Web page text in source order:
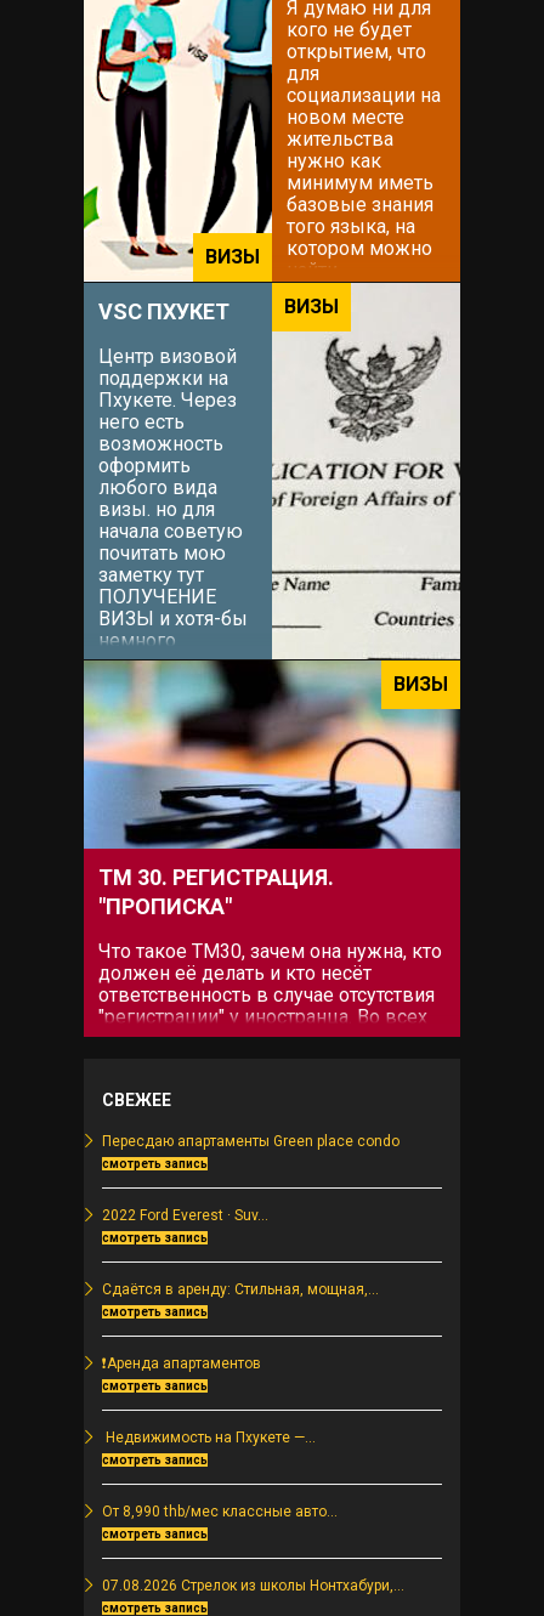
ВИЗЫ
Я думаю ни для
кого не будет
открытием, что
для
социализации на
новом месте
жительства
нужно как
минимум иметь
базовые знания
того языка, на
котором можно
найти
с местными
жителями.
Решение этого
вопроса можно
доверить
Вадиму. Вадим
знаком мне с
самого приезда
на остров в
2015...
ВИЗЫ
VSC ПХУКЕТ
Центр визовой
поддержки на
Пхукете. Через
него есть
возможность
оформить
любого вида
визы. но для
начала советую
почитать мою
заметку тут
ПОЛУЧЕНИЕ
ВИЗЫ и хотя-бы
немного
сориентироваться
какой тип визы
Вам наиболее
подходит. После
этого (можно и
сразу[icon
name="grin-wink"
prefix="fas"])
можно...
ВИЗЫ
ТМ 30. РЕГИСТРАЦИЯ.
"ПРОПИСКА"
Что такое ТМ30, зачем она нужна, кто
должен её делать и кто несёт
ответственность в случае отсутствия
"регистрации" у иностранца. Во всех
этих вопросах разберёмся ниже. Что
2005 года совместно с законом об
СВЕЖЕЕ
Пересдаю апартаменты Green place condo
смотреть запись
2022 Ford Everest · Suv...
смотреть запись
Сдаётся в аренду: Стильная, мощная,...
смотреть запись
❗️Аренда апартаментов
смотреть запись
️ Недвижимость на Пхукете —...
смотреть запись
От 8,990 thb/мес классные авто...
смотреть запись
07.08.2026 Стрелок из школы Нонтхабури,...
смотреть запись